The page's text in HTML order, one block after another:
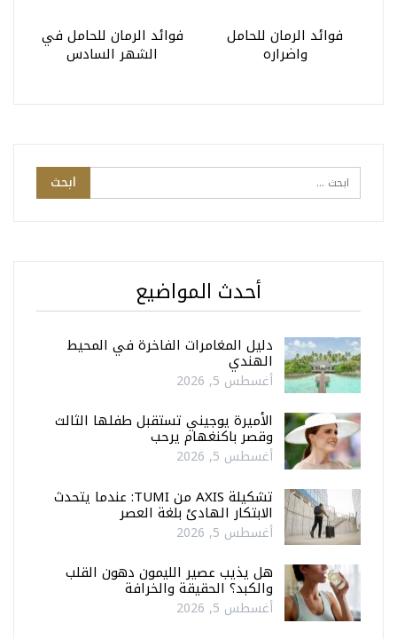
فوائد الرمان للحامل
واضراره
فوائد الرمان للحامل في
الشهر السادس
أحدث المواضيع
دليل المغامرات الفاخرة في المحيط
الهندي
أغسطس 5, 2026
الأميرة يوجيني تستقبل طفلها الثالث
وقصر باكنغهام يرحب
أغسطس 5, 2026
تشكيلة AXIS من TUMI: عندما يتحدث
الابتكار الهادئ بلغة العصر
أغسطس 5, 2026
هل يذيب عصير الليمون دهون القلب
والكبد؟ الحقيقة والخرافة
أغسطس 5, 2026